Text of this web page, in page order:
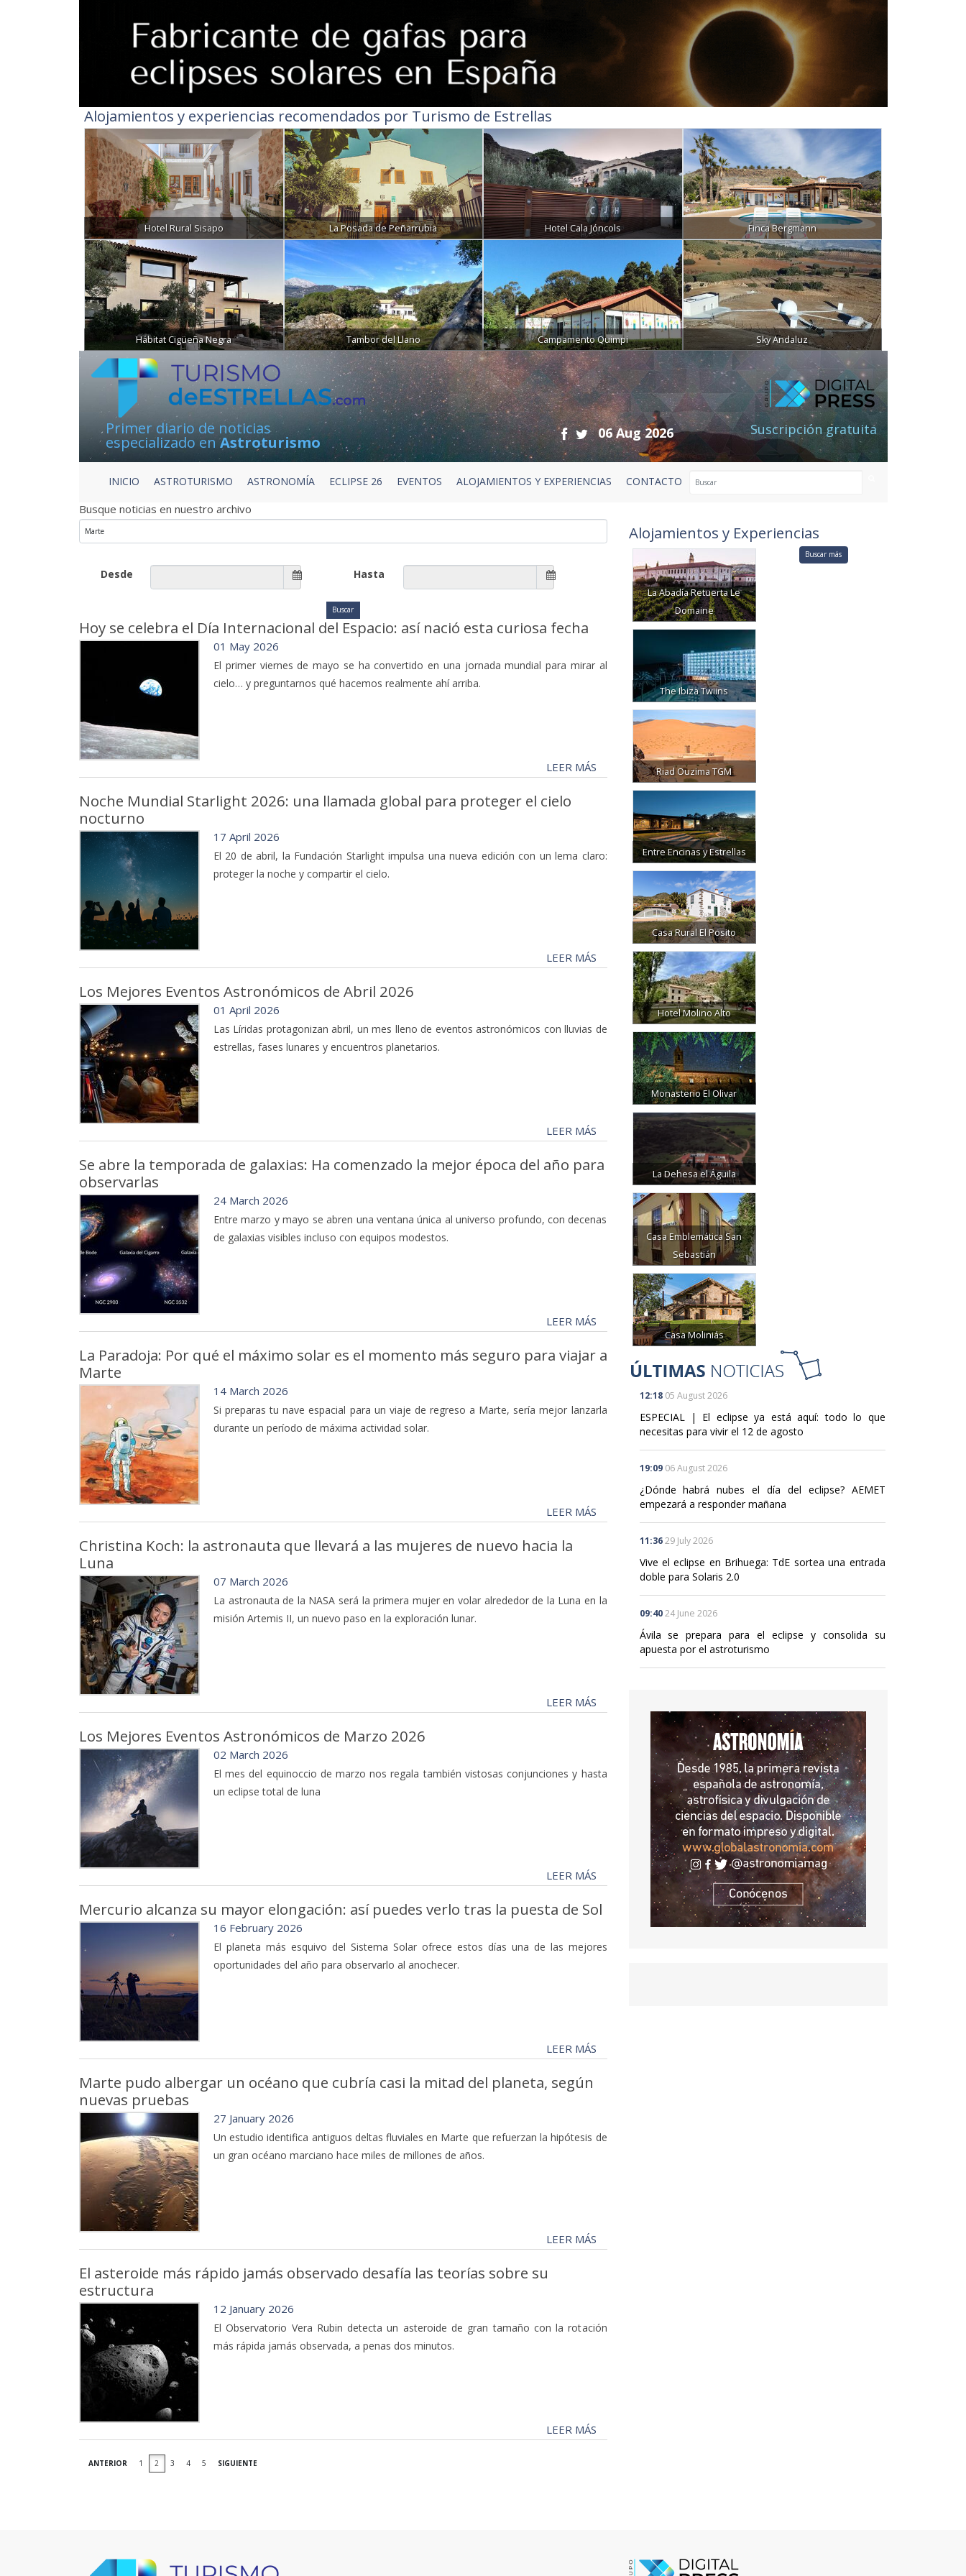
Alojamientos y experiencias recomendados por Turismo de Estrellas
Hotel Rural Sisapo La Posada de Peñarrubia Hotel Cala Jóncols Finca Bergmann
Hábitat Cigüeña Negra Tambor del Llano Campamento Quimpi Sky Andaluz
Primer diario de noticias
especializado enAstroturismo
06 Aug 2026 Suscripción gratuita
INICIO ASTROTURISMO ASTRONOMÍA ECLIPSE 26 EVENTOS ALOJAMIENTOS Y EXPERIENCIAS CONTACTO
Busque noticias en nuestro archivo
Desde Hasta
Hoy se celebra el Día Internacional del Espacio: así nació esta curiosa fecha
01 May 2026
El primer viernes de mayo se ha convertido en una jornada mundial para mirar al
cielo… y preguntarnos qué hacemos realmente ahí arriba.
LEER MÁS
Noche Mundial Starlight 2026: una llamada global para proteger el cielo
nocturno
17 April 2026
El 20 de abril, la Fundación Starlight impulsa una nueva edición con un lema claro:
proteger la noche y compartir el cielo.
LEER MÁS
Los Mejores Eventos Astronómicos de Abril 2026
01 April 2026
Las Líridas protagonizan abril, un mes lleno de eventos astronómicos con lluvias de
estrellas, fases lunares y encuentros planetarios.
LEER MÁS
Se abre la temporada de galaxias: Ha comenzado la mejor época del año para
observarlas
24 March 2026
Entre marzo y mayo se abren una ventana única al universo profundo, con decenas
de galaxias visibles incluso con equipos modestos.
LEER MÁS
La Paradoja: Por qué el máximo solar es el momento más seguro para viajar a
Marte
14 March 2026
Si preparas tu nave espacial para un viaje de regreso a Marte, sería mejor lanzarla
durante un período de máxima actividad solar.
LEER MÁS
Christina Koch: la astronauta que llevará a las mujeres de nuevo hacia la
Luna
07 March 2026
La astronauta de la NASA será la primera mujer en volar alrededor de la Luna en la
misión Artemis II, un nuevo paso en la exploración lunar.
LEER MÁS
Los Mejores Eventos Astronómicos de Marzo 2026
02 March 2026
El mes del equinoccio de marzo nos regala también vistosas conjunciones y hasta
un eclipse total de luna
LEER MÁS
Mercurio alcanza su mayor elongación: así puedes verlo tras la puesta de Sol
16 February 2026
El planeta más esquivo del Sistema Solar ofrece estos días una de las mejores
oportunidades del año para observarlo al anochecer.
LEER MÁS
Marte pudo albergar un océano que cubría casi la mitad del planeta, según
nuevas pruebas
27 January 2026
Un estudio identifica antiguos deltas fluviales en Marte que refuerzan la hipótesis de
un gran océano marciano hace miles de millones de años.
LEER MÁS
El asteroide más rápido jamás observado desafía las teorías sobre su
estructura
12 January 2026
El Observatorio Vera Rubin detecta un asteroide de gran tamaño con la rotación
más rápida jamás observada, a penas dos minutos.
LEER MÁS
ANTERIOR 1 2 3 4 5 SIGUIENTE
Alojamientos y Experiencias
La Abadía Retuerta Le
Domaine
The Ibiza Twiins
Riad Ouzima TGM
Entre Encinas y Estrellas
Casa Rural El Posito
Hotel Molino Alto
Monasterio El Olivar
La Dehesa el Águila
Casa Emblemática San
Sebastián
Casa Moliniás
Buscar más
12:18 05 August 2026
ESPECIAL | El eclipse ya está aquí: todo lo que
necesitas para vivir el 12 de agosto
19:09 06 August 2026
¿Dónde habrá nubes el día del eclipse? AEMET
empezará a responder mañana
11:36 29 July 2026
Vive el eclipse en Brihuega: TdE sortea una entrada
doble para Solaris 2.0
09:40 24 June 2026
Ávila se prepara para el eclipse y consolida su
apuesta por el astroturismo